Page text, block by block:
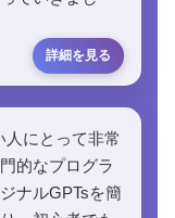
にとって非常
的なプログラ
ナルGPTsを簡